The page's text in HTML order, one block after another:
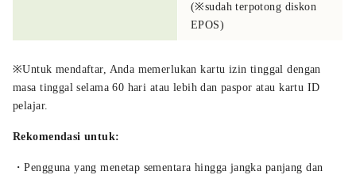
(※sudah terpotong diskon
EPOS)
※Untuk mendaftar, Anda memerlukan kartu izin tinggal dengan
masa tinggal selama 60 hari atau lebih dan paspor atau kartu ID
pelajar.
Rekomendasi untuk:
・Pengguna yang menetap sementara hingga jangka panjang dan